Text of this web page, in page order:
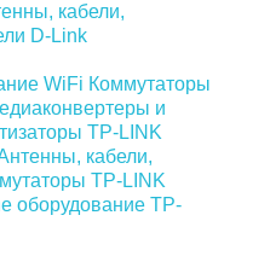
кабели,
D-Link
WiFi Коммутаторы
и
TP-LINK
кабели,
TP-LINK
оборудование TP-